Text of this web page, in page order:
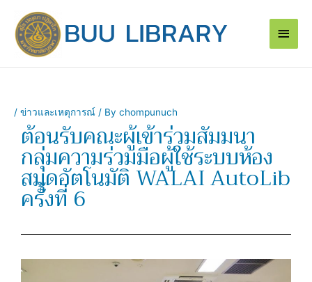
content
Main
/ ข่าวและเหตุการณ์ / By chompunuch
ต้อนรับคณะผู้เข้าร่วมสัมมนา
กลุ่มความร่วมมือผู้ใช้ระบบห้อง
สมุดอัตโนมัติ WALAI AutoLib
ครั้งที่ 6